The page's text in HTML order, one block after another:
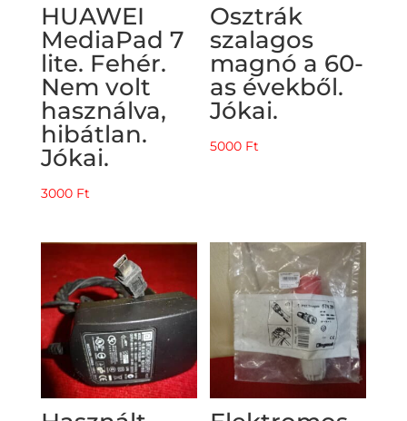
HUAWEI
MediaPad 7
lite. Fehér.
Nem volt
használva,
hibátlan.
Jókai.
3000 Ft
Osztrák
szalagos
magnó a 60-
as évekből.
Jókai.
5000 Ft